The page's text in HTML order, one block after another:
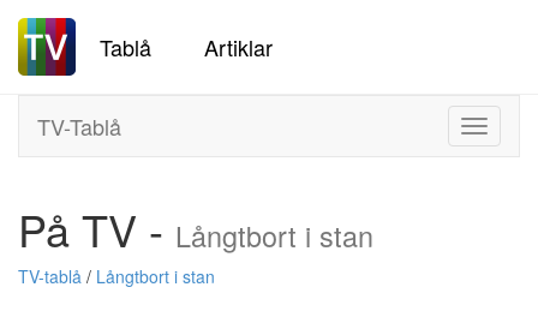
Tablå Artiklar
Toggle
TV-Tablå
På TV - Långtbort i stan
TV-tablå / Långtbort i stan